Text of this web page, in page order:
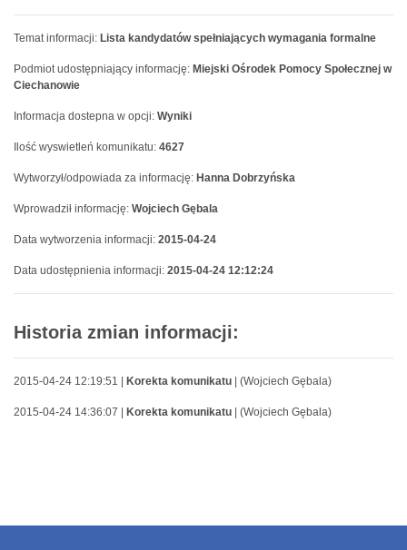
Temat informacji: Lista kandydatów spełniających wymagania formalne
Podmiot udostępniający informację: Miejski Ośrodek Pomocy Społecznej w
Ciechanowie
Informacja dostepna w opcji: Wyniki
Ilość wyswietleń komunikatu: 4627
Wytworzył/odpowiada za informację: Hanna Dobrzyńska
Wprowadził informację: Wojciech Gębala
Data wytworzenia informacji: 2015-04-24
Data udostępnienia informacji: 2015-04-24 12:12:24
Historia zmian informacji:
2015-04-24 12:19:51 | Korekta komunikatu | (Wojciech Gębala)
2015-04-24 14:36:07 | Korekta komunikatu | (Wojciech Gębala)